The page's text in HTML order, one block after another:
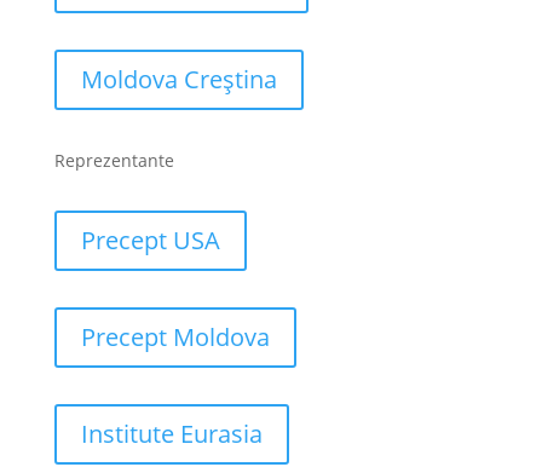
Moldova Creștina
Reprezentante
Precept USA
Precept Moldova
Institute Eurasia